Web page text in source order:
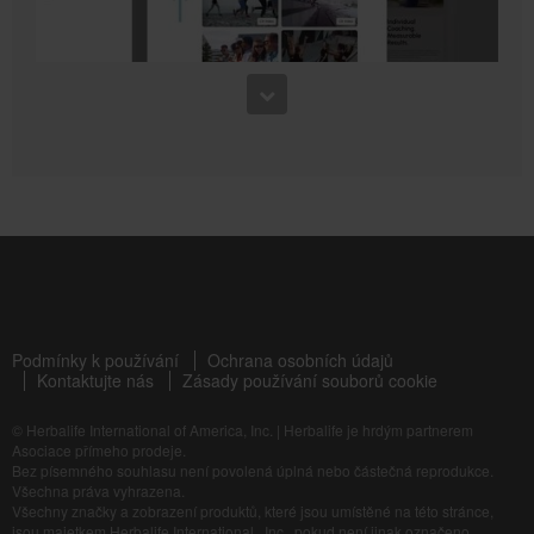
Každý sval pracuje se Samanthou Clayton
Posilování celého těla pro udržení zdravé kondice
Podmínky k používání
Ochrana osobních údajů
Kontaktujte nás
Zásady používání souborů cookie
© Herbalife International of America, Inc.
Herbalife je hrdým partnerem
Asociace přímeho prodeje.
Bez písemného souhlasu není povolená úplná nebo částečná reprodukce.
Všechna práva vyhrazena.
Všechny značky a zobrazení produktů, které jsou umístěné na této stránce,